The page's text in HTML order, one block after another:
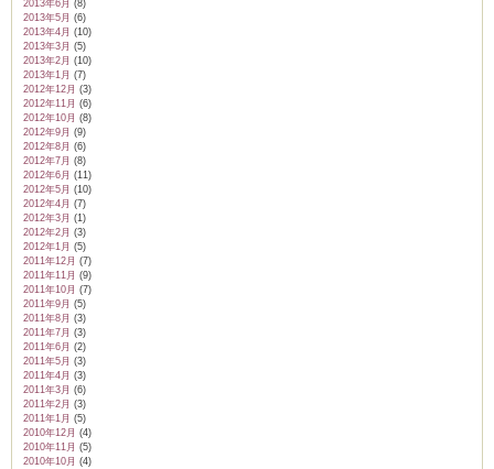
2013年6月 (8)
2013年5月 (6)
2013年4月 (10)
2013年3月 (5)
2013年2月 (10)
2013年1月 (7)
2012年12月 (3)
2012年11月 (6)
2012年10月 (8)
2012年9月 (9)
2012年8月 (6)
2012年7月 (8)
2012年6月 (11)
2012年5月 (10)
2012年4月 (7)
2012年3月 (1)
2012年2月 (3)
2012年1月 (5)
2011年12月 (7)
2011年11月 (9)
2011年10月 (7)
2011年9月 (5)
2011年8月 (3)
2011年7月 (3)
2011年6月 (2)
2011年5月 (3)
2011年4月 (3)
2011年3月 (6)
2011年2月 (3)
2011年1月 (5)
2010年12月 (4)
2010年11月 (5)
2010年10月 (4)